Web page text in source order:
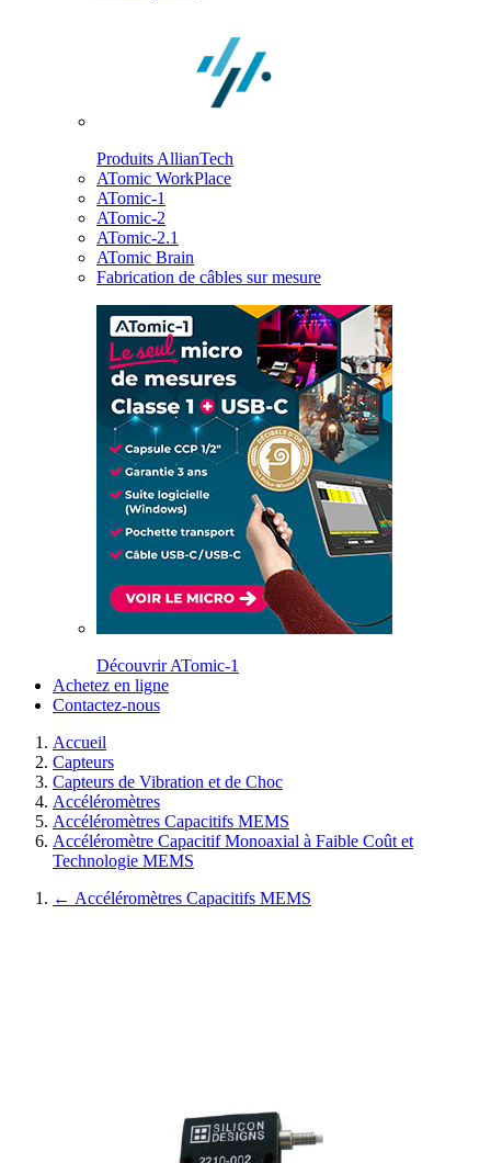
Produits AllianTech
ATomic WorkPlace
ATomic-1
ATomic-2
ATomic-2.1
ATomic Brain
Fabrication de câbles sur mesure
Découvrir ATomic-1
Achetez en ligne
Contactez-nous
Accueil
Capteurs
Capteurs de Vibration et de Choc
Accéléromètres
Accéléromètres Capacitifs MEMS
Accéléromètre Capacitif Monoaxial à Faible Coût et
Technologie MEMS
← Accéléromètres Capacitifs MEMS